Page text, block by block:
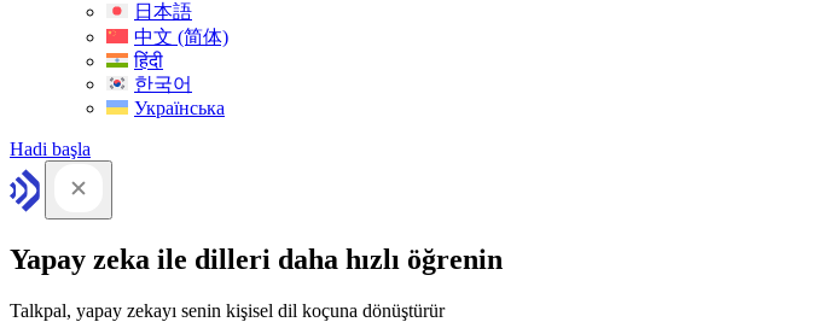
日本語
中文 (简体)
हिंदी
한국어
Українська
Hadi başla
Yapay zeka ile dilleri daha hızlı öğrenin
Talkpal, yapay zekayı senin kişisel dil koçuna dönüştürür